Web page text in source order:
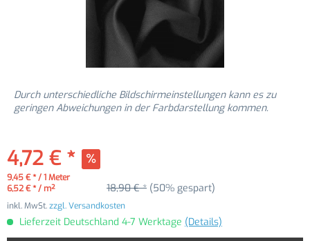
Durch unterschiedliche Bildschirmeinstellungen kann es zu
geringen Abweichungen in der Farbdarstellung kommen.
4,72 € *
9,45 € * / 1 Meter
6,52 € * / m²
18,90 € * (50% gespart)
inkl. MwSt.zzgl. Versandkosten
Lieferzeit Deutschland 4-7 Werktage (Details)